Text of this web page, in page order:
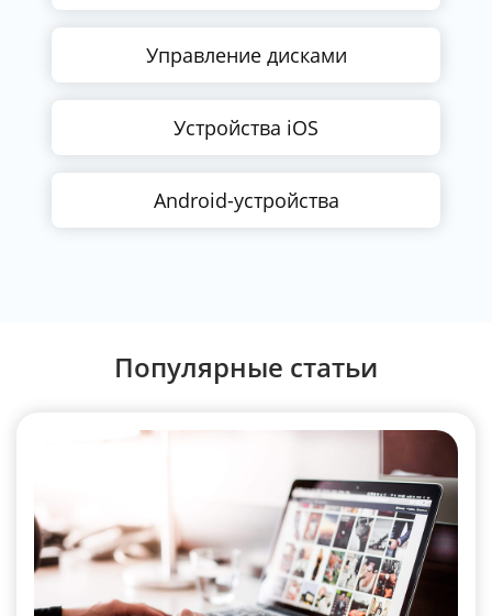
Управление дисками
Устройства iOS
Android-устройства
Популярные статьи